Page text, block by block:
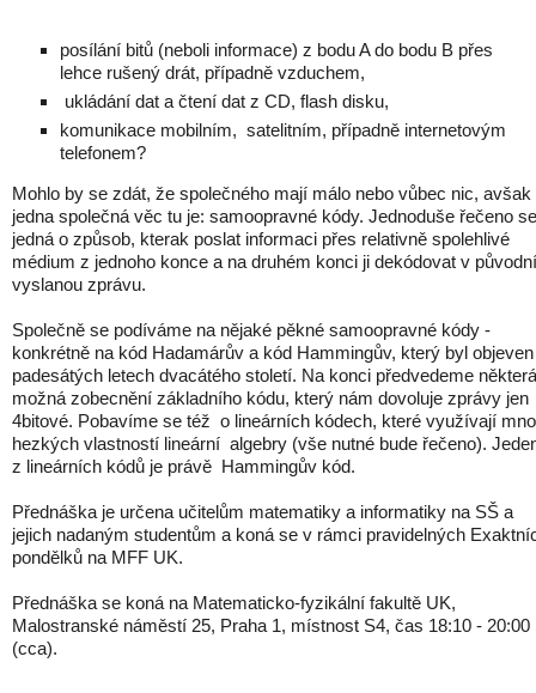
posílání bitů (neboli informace) z bodu A do bodu B přes
lehce rušený drát, případně vzduchem,
ukládání dat a čtení dat z CD, flash disku,
komunikace mobilním, satelitním, případně internetovým
telefonem?
Mohlo by se zdát, že společného mají málo nebo vůbec nic, avšak
jedna společná věc tu je: samoopravné kódy. Jednoduše řečeno se
jedná o způsob, kterak poslat informaci přes relativně spolehlivé
médium z jednoho konce a na druhém konci ji dekódovat v původní
vyslanou zprávu.
Společně se podíváme na nějaké pěkné samoopravné kódy -
konkrétně na kód Hadamárův a kód Hammingův, který byl
padesátých letech dvacátého století. Na konci předvedeme některá
možná zobecnění základního kódu, který nám dovoluje zprávy jen
4bitové. Pobavíme se též o lineárních kódech, které využívají
hezkých vlastností lineární algebry (vše nutné bude řečeno).
z lineárních kódů je právě Hammingův kód.
Přednáška je určena učitelům matematiky a informatiky na SŠ a
jejich nadaným studentům a koná se v rámci pravidelných
pondělků na MFF UK.
Přednáška se koná na Matematicko-fyzikální fakultě UK,
Malostranské náměstí 25, Praha 1, místnost S4, čas 18:10 - 20:00
(cca).